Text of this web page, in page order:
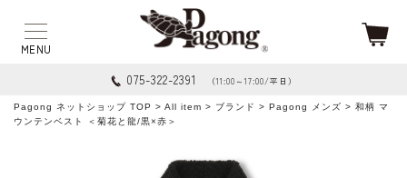
075-322-2391 （11:00～17:00/平日）
Pagong ネットショップ TOP > All item > ブランド > Pagong メンズ > 和柄 マ
ウンテンベスト ＜菊花と龍/黒×赤＞